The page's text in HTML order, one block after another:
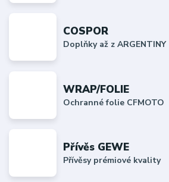
COSPOR
Doplňky až z ARGENTINY
WRAP/FOLIE
Ochranné folie CFMOTO
Přívěs GEWE
Přívěsy prémiové kvality